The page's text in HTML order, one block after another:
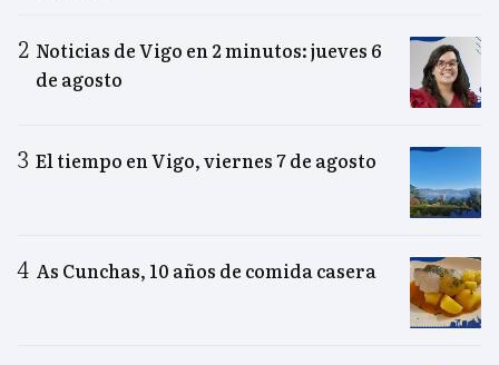
Noticias de Vigo en 2 minutos: jueves 6
de agosto
El tiempo en Vigo, viernes 7 de agosto
As Cunchas, 10 años de comida casera